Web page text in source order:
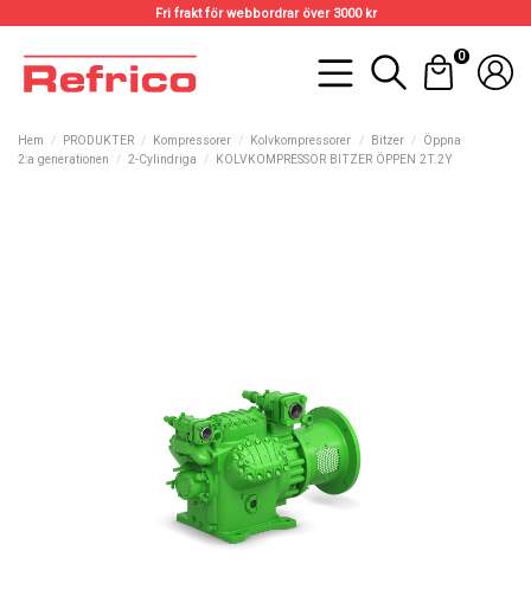
Fri frakt för webbordrar över 3000 kr
0
Hem PRODUKTER Kompressorer Kolvkompressorer Bitzer
Öppna
2:a generationen
2-Cylindriga KOLVKOMPRESSOR BITZER ÖPPEN 2T.2Y